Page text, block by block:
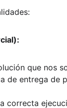
que nos
de entrega de
correcta